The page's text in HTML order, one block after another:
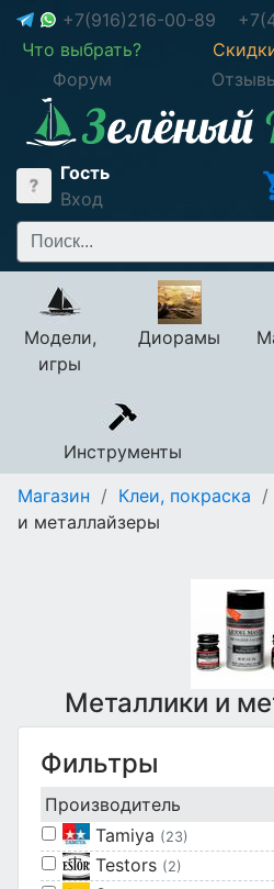
+7(916)216-00-89
Что выбрать?
Форум
Гость
Вход
Модели,
игры
Диорамы
Инструменты
Магазин / Клеи, покраска /
и металлайзеры
Металлики и
Фильтры
Производитель
Tamiya (23)
Testors (2)